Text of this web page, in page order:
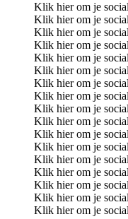
Klik hier om je
Klik hier om je
Klik hier om je
Klik hier om je
Klik hier om je
Klik hier om je
Klik hier om je
Klik hier om je
Klik hier om je
Klik hier om je
Klik hier om je
Klik hier om je
Klik hier om je
Klik hier om je
Klik hier om je
Klik hier om je
Klik hier om je